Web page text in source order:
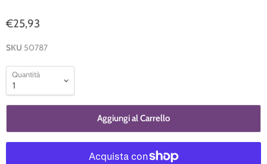
€25,93
SKU 50787
Quantità
Aggiungi al Carrello